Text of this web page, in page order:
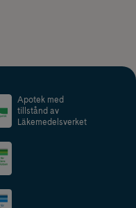
Apotek med
tillstånd av
Läkemedelsverket